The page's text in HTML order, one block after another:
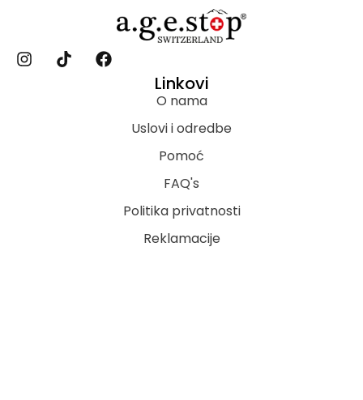
Linkovi
O nama
Uslovi i odredbe
Pomoć
FAQ's
Politika privatnosti
Reklamacije